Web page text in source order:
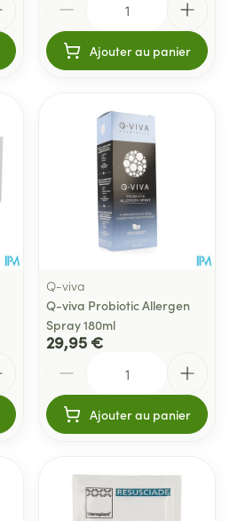
Ajouter au panier
Q-viva
Q-viva Probiotic Allergen
Spray 180ml
29,95 €
Ajouter au panier